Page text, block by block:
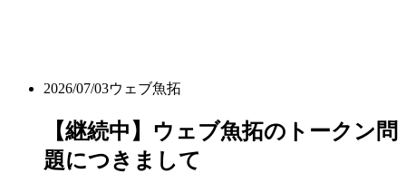
2026/07/03ウェブ魚拓
【継続中】ウェブ魚拓のトークン問
題につきまして